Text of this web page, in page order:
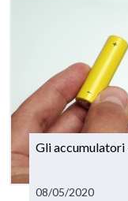
Gli accumulatori
08/05/2020